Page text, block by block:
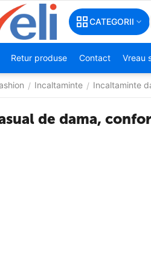
CATEGORII
Retur produse Contact Vreau
/ Incaltaminte / Incaltaminte
de dama,